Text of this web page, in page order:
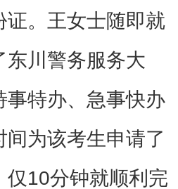
证。王女士随即就
东川警务服务大
事特办、急事快办
间为该考生申请了
仅10分钟就顺利完